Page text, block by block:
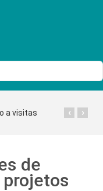
a visitas ›
‹
de